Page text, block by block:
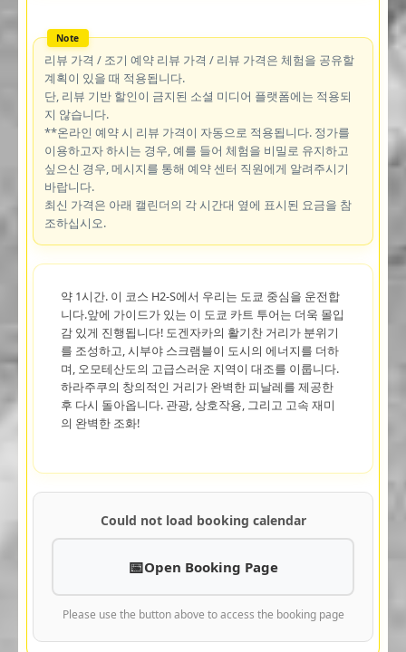
리뷰 가격 / 조기 예약 리뷰 가격 / 리뷰 가격은 체험을 공유할
계획이 있을 때 적용됩니다.
단, 리뷰 기반 할인이 금지된 소셜 미디어 플랫폼에는 적용되
지 않습니다.
**온라인 예약 시 리뷰 가격이 자동으로 적용됩니다. 정가를
이용하고자 하시는 경우, 예를 들어 체험을 비밀로 유지하고
싶으신 경우, 메시지를 통해 예약 센터 직원에게 알려주시기
바랍니다.
최신 가격은 아래 캘린더의 각 시간대 옆에 표시된 요금을 참
조하십시오.
약 1시간. 이 코스 H2-S에서 우리는 도쿄 중심을 운전합
니다.앞에 가이드가 있는 이 도쿄 카트 투어는 더욱 몰입
감 있게 진행됩니다! 도겐자카의 활기찬 거리가 분위기
를 조성하고, 시부야 스크램블이 도시의 에너지를 더하
며, 오모테산도의 고급스러운 지역이 대조를 이룹니다.
하라주쿠의 창의적인 거리가 완벽한 피날레를 제공한
후 다시 돌아옵니다. 관광, 상호작용, 그리고 고속 재미
의 완벽한 조화!
Could not load booking calendar
Open Booking Page
Please use the button above to access the booking page